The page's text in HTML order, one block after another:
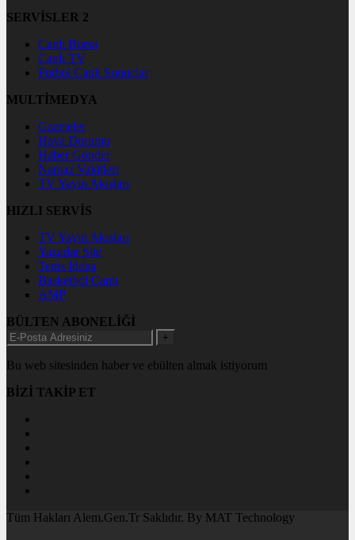
SERVİSLER 2
Canlı Borsa
Canlı TV
Futbol Canlı Sonuçlar
MULTİMEDYA
Gazeteler
Hava Durumu
Haber Gönder
Namaz Vakitleri
TV Yayın Akışları
HIZLI SERVİS
TV Yayın Akışları
Yazarlar Site
Tenis İddaa
Basketbol Canlı
AMP
BÜLTEN ABONELİĞİ
+
Bu web sitesinden haber ve ebülten almak istiyorum
BİZİ TAKİP ET
Tüm Hakları Alem.Gen.Tr Saklıdır. By MAT Technology